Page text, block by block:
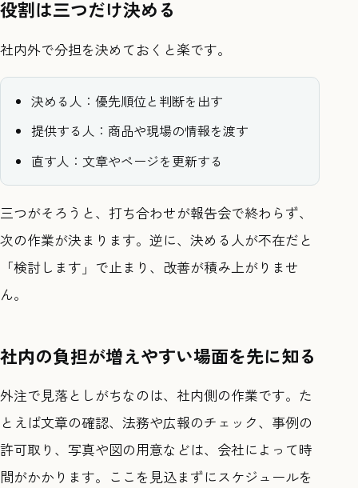
役割は三つだけ決める
社内外で分担を決めておくと楽です。
決める人：優先順位と判断を出す
提供する人：商品や現場の情報を渡す
直す人：文章やページを更新する
三つがそろうと、打ち合わせが報告会で終わらず、
次の作業が決まります。逆に、決める人が不在だと
「検討します」で止まり、改善が積み上がりませ
ん。
社内の負担が増えやすい場面を先に知る
外注で見落としがちなのは、社内側の作業です。た
とえば文章の確認、法務や広報のチェック、事例の
許可取り、写真や図の用意などは、会社によって時
間がかかります。ここを見込まずにスケジュールを